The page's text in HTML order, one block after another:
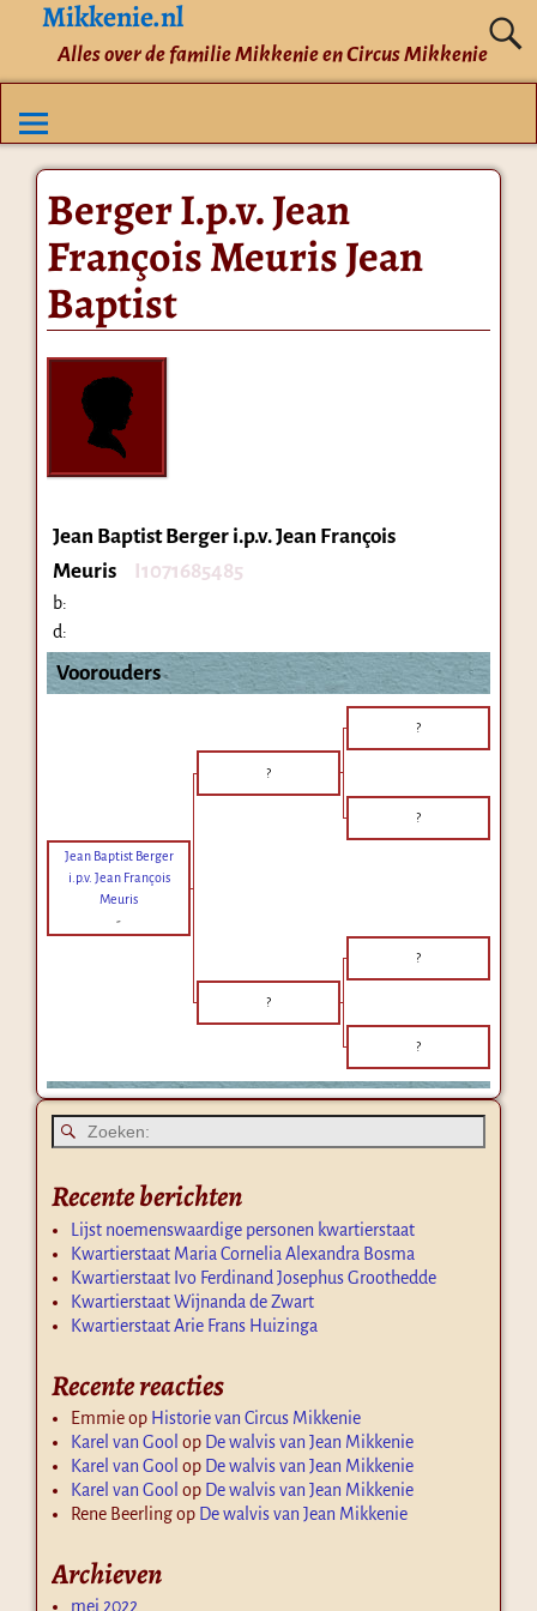
Mikkenie.nl
Alles over de familie Mikkenie en Circus Mikkenie
Berger I.p.v. Jean
François Meuris Jean
Baptist
Jean Baptist Berger i.p.v. Jean François
Meuris
I1071685485
b:
d:
Voorouders
?
?
?
Jean Baptist Berger
i.p.v. Jean François
Meuris
-
?
?
?
Recente berichten
Lijst noemenswaardige personen kwartierstaat
Kwartierstaat Maria Cornelia Alexandra Bosma
Kwartierstaat Ivo Ferdinand Josephus Groothedde
Kwartierstaat Wijnanda de Zwart
Kwartierstaat Arie Frans Huizinga
Recente reacties
Emmieop Historie van Circus Mikkenie
Karel van Gool op De walvis van Jean Mikkenie
Karel van Gool op De walvis van Jean Mikkenie
Karel van Gool op De walvis van Jean Mikkenie
Rene Beerlingop De walvis van Jean Mikkenie
Archieven
mei 2022